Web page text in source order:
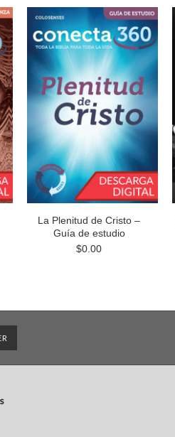
La Plenitud de Cristo –
Guía de estudio
$0.00